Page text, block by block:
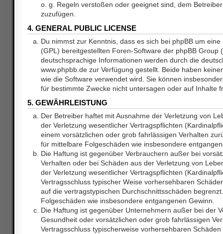
o. g. Regeln verstoßen oder geeignet sind, dem
zuzufügen.
4. GENERAL PUBLIC LICENSE
Du nimmst zur Kenntnis, dass es sich bei phpBB um
(GPL) bereitgestellten Foren-Software der phpBB Group
deutschsprachige Informationen werden durch die
www.phpbb.de zur Verfügung gestellt. Beide haben
wie die Software verwendet wird. Sie können
für bestimmte Zwecke nicht untersagen oder auf Inhalte
5. GEWÄHRLEISTUNG
Der Betreiber haftet mit Ausnahme der Verletzung von
der Verletzung wesentlicher Vertragspflichten
einem vorsätzlichen oder grob fahrlässigen Verhalten
für mittelbare Folgeschäden wie insbesondere
Die Haftung ist gegenüber Verbrauchern außer bei
Verhalten oder bei Schäden aus der Verletzung von
der Verletzung wesentlicher Vertragspflichten
Vertragsschluss typischer Weise vorhersehbaren
auf die vertragstypischen Durchschnittsschäden
Folgeschäden wie insbesondere entgangenen Gewinn.
Die Haftung ist gegenüber Unternehmern außer bei der
Gesundheit oder vorsätzlichen oder grob fahrlässigen
Vertragsschluss typischerweise vorhersehbaren